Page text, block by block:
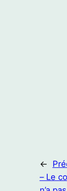
←
– Le